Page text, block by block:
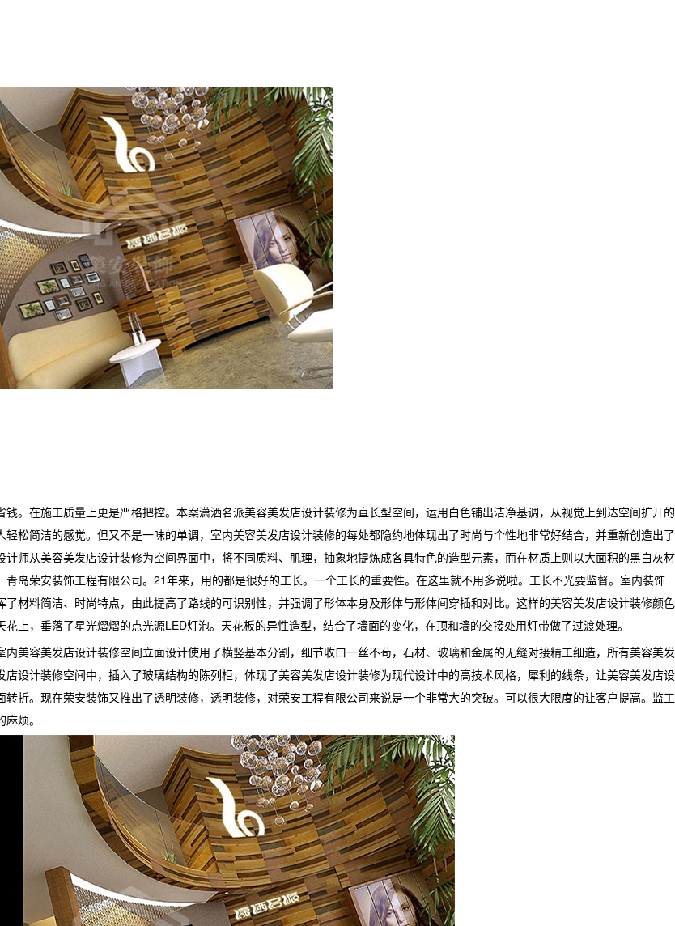
在施工质量上更是严格把控。本案潇洒名派美容美发店设计装修为直长型空间，运用白色铺出洁净基调，从视觉上到达空间扩开的
松简洁的感觉。但又不是一味的单调，室内美容美发店设计装修的每处都隐约地体现出了时尚与个性地非常好结合，并重新创造出了
师从美容美发店设计装修为空间界面中，将不同质料、肌理，抽象地提炼成各具特色的造型元素，而在材质上则以大面积的黑白灰材
岛荣安装饰工程有限公司。21年来，用的都是很好的工长。一个工长的重要性。在这里就不用多说啦。工长不光要监督。室内装饰
材料简洁、时尚特点，由此提高了路线的可识别性，并强调了形体本身及形体与形体间穿插和对比。这样的美容美发店设计装修颜色
上，垂落了星光熠熠的点光源LED灯泡。天花板的异性造型，结合了墙面的变化，在顶和墙的交接处用灯带做了过渡处理。
容美发店设计装修空间立面设计使用了横竖基本分割，细节收口一丝不苟，石材、玻璃和金属的无缝对接精工细造，所有美容美发
设计装修空间中，插入了玻璃结构的陈列柜，体现了美容美发店设计装修为现代设计中的高技术风格，犀利的线条，让美容美发店设
折。现在荣安装饰又推出了透明装修，透明装修，对荣安工程有限公司来说是一个非常大的突破。可以很大限度的让客户提高。监工
烦。